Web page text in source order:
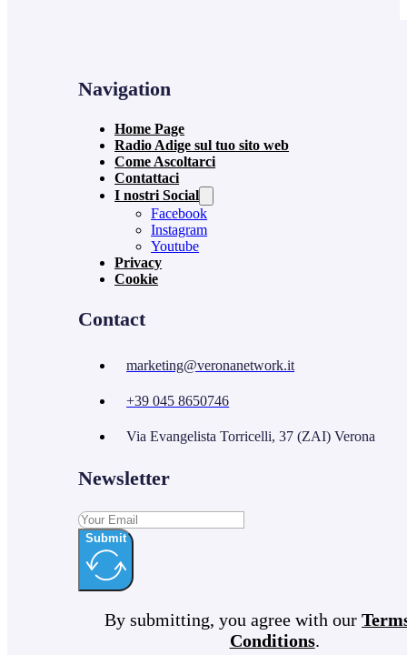
Navigation
Home Page
Radio Adige sul tuo sito web
Come Ascoltarci
Contattaci
I nostri Social
Facebook
Instagram
Youtube
Privacy
Cookie
Contact
marketing@veronanetwork.it
+39 045 8650746
Via Evangelista Torricelli, 37 (ZAI) Verona
Newsletter
Submit
By submitting, you agree with our
Conditions.